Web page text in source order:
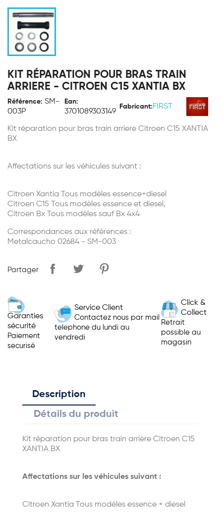
KIT RÉPARATION POUR BRAS TRAIN
ARRIERE - CITROEN C15 XANTIA BX
Référence: SM-
003P
Ean:
3701089303149
Fabricant: FIRST
Kit réparation pour bras train arriere Citroen C15 XANTIA
BX
Affectations sur les véhicules suivant :
Citroen Xantia Tous modèles essence+diesel
Citroen C15 Tous modèles essence et diesel,
Citroen Bx Tous modèles sauf Bx 4x4
Correspondances aux références :
Metalcaucho 02684 - SM-003
Partager
Garanties
sécurité
Paiement
securisé
Service Client
Contactez nous par mail
telephone du lundi au
vendredi
Click &
Collect
Retrait
possible au
magasin
Description
Détails du produit
Kit réparation pour bras train arrière Citroen C15
XANTIA BX
Affectations sur les véhicules suivant :
Citroen Xantia Tous modèles essence + diesel